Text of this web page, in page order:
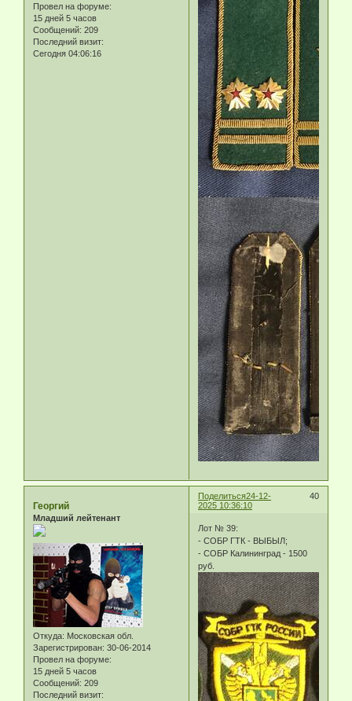
Провел на форуме:
15 дней 5 часов
Сообщений: 209
Последний визит:
Сегодня 04:06:16
Поделиться 40
24-12-
2025 10:36:10
Георгий
Младший лейтенант
Откуда: Московская обл.
Зарегистрирован: 30-06-2014
Провел на форуме:
15 дней 5 часов
Сообщений: 209
Последний визит:
Лот № 39:
- СОБР ГТК - ВЫБЫЛ;
- СОБР Калининград - 1500
руб.